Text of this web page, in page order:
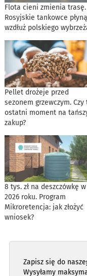
Flota cieni zmienia trasę.
Rosyjskie tankowce płyną
wzdłuż polskiego
Pellet drożeje przed
sezonem grzewczym. Czy
ostatni moment na
zakup?
8 tys. zł na deszczówkę w
2026 roku. Program
Mikroretencja: jak złożyć
wniosek?
Zapisz się do
Wysyłamy